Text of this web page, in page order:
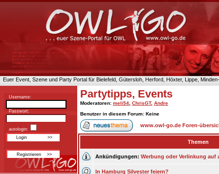
Euer Event, Szene und Party Portal für Bielefeld, Gütersloh, Herford, Höxter, Lippe,
Username:
Passwort:
autologin:
Partytipps, Events
Moderatoren: meli54 ChrisGT, Andre
Benutzer in diesem Forum: Keine
www.owl-go.de Foren-
Themen
Ankündigungen: Werbung oder Verlinkung auf
In Hamburg Silvester feiern?